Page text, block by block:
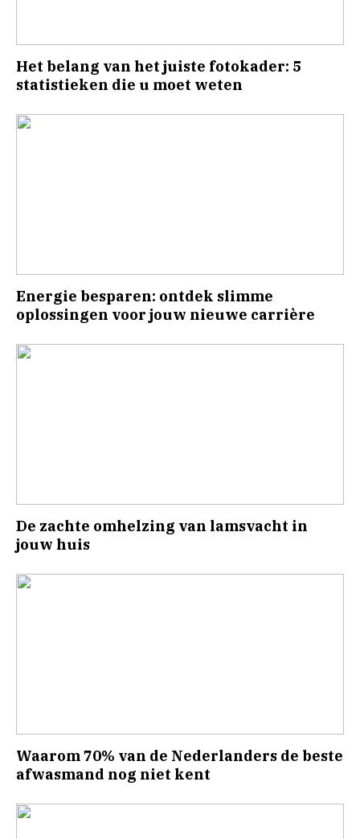
Het belang van het juiste fotokader: 5
statistieken die u moet weten
Energie besparen: ontdek slimme
oplossingen voor jouw nieuwe carrière
De zachte omhelzing van lamsvacht in
jouw huis
Waarom 70% van de Nederlanders de beste
afwasmand nog niet kent